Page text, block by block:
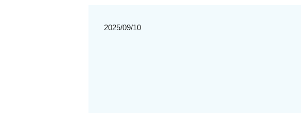
2025/09/10